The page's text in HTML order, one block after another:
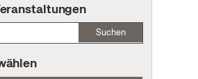
Suchen